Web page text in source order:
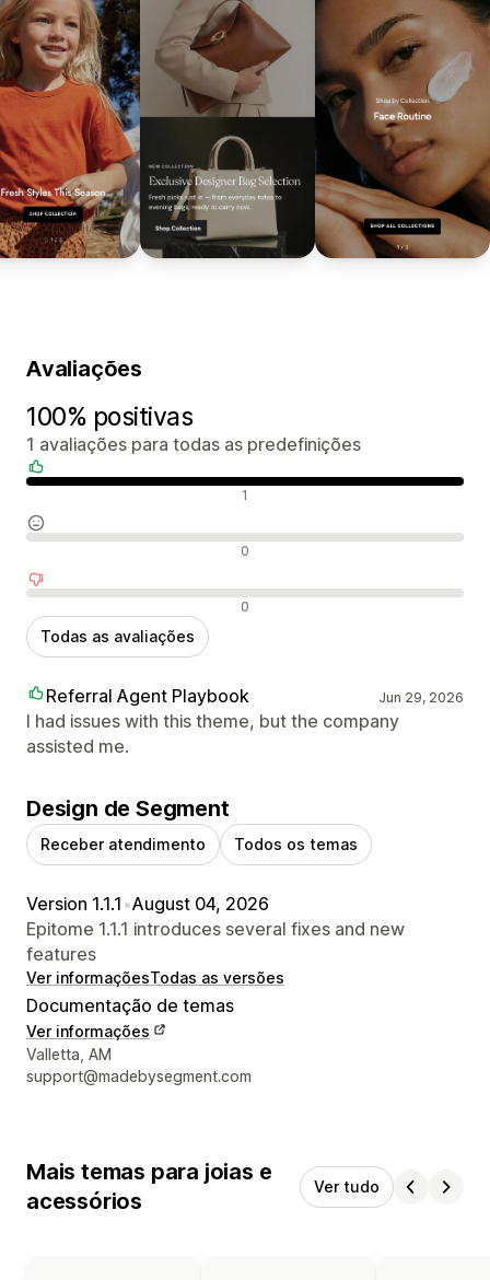
Avaliações
100% positivas
1 avaliações para todas as predefinições
1
0
0
Todas as avaliações
Referral Agent Playbook Jun 29, 2026
I had issues with this theme, but the company
assisted me.
Design de Segment
Receber atendimento Todos os temas
Version 1.1.1 •August 04, 2026
Epitome 1.1.1 introduces several fixes and new
features
Ver informaçõesTodas as versões
Documentação de temas
Ver informações
Informações de contato do designer
Valletta, AM
support@madebysegment.com
Mais temas para joias e
acessórios
Ver tudo